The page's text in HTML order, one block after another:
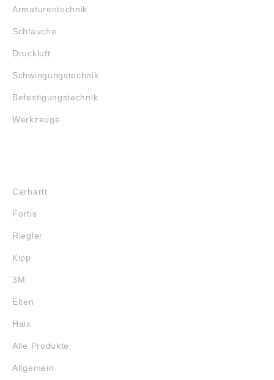
Armaturentechnik
Schläuche
Druckluft
Schwingungstechnik
Befestigungstechnik
Werkzeuge
Carhartt
Fortis
Riegler
Kipp
3M
Elten
Haix
Alle Produkte
Allgemein